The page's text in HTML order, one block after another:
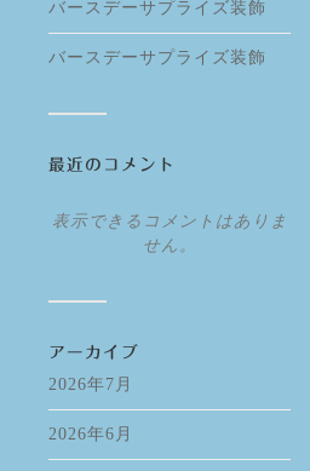
バースデーサプライズ装飾
バースデーサプライズ装飾
最近のコメント
表示できるコメントはありま
せん。
アーカイブ
2026年7月
2026年6月